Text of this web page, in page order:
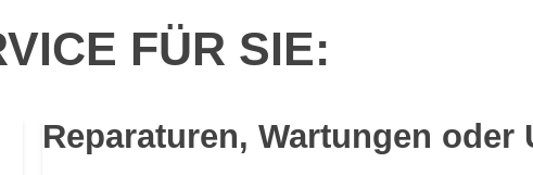
FÜR SIE:
Reparaturen, Wartungen oder